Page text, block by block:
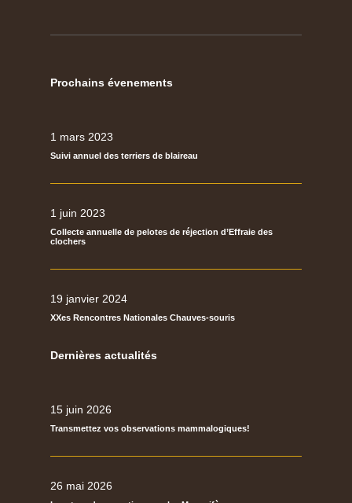
Prochains évenements
1 mars 2023
Suivi annuel des terriers de blaireau
1 juin 2023
Collecte annuelle de pelotes de réjection d’Effraie des
clochers
19 janvier 2024
XXes Rencontres Nationales Chauves-souris
Dernières actualités
15 juin 2026
Transmettez vos observations mammalogiques!
26 mai 2026